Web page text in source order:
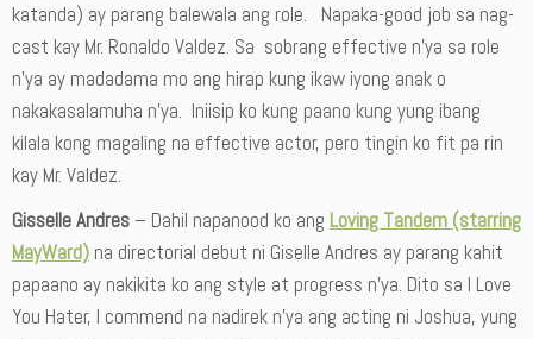
katanda) ay parang balewala ang role. Napaka-good job sa nag-
cast kay Mr. Ronaldo Valdez. Sa sobrang effective n’ya sa role
n’ya ay madadama mo ang hirap kung ikaw iyong anak o
nakakasalamuha n’ya. Iniisip ko kung paano kung yung ibang
kilala kong magaling na effective actor, pero tingin ko fit pa rin
kay Mr. Valdez.
Gisselle Andres – Dahil napanood ko ang Loving Tandem (starring
MayWard) na directorial debut ni Giselle Andres ay parang kahit
papaano ay nakikita ko ang style at progress n’ya. Dito sa I Love
You Hater, I commend na nadirek n’ya ang acting ni Joshua, yung